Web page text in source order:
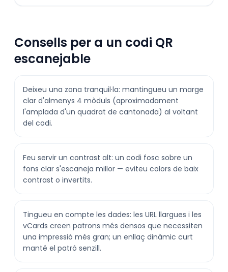
Consells per a un codi QR
escanejable
Deixeu una zona tranquil·la: mantingueu un marge
clar d'almenys 4 mòduls (aproximadament
l'amplada d'un quadrat de cantonada) al voltant
del codi.
Feu servir un contrast alt: un codi fosc sobre un
fons clar s'escaneja millor — eviteu colors de baix
contrast o invertits.
Tingueu en compte les dades: les URL llargues i les
vCards creen patrons més densos que necessiten
una impressió més gran; un enllaç dinàmic curt
manté el patró senzill.